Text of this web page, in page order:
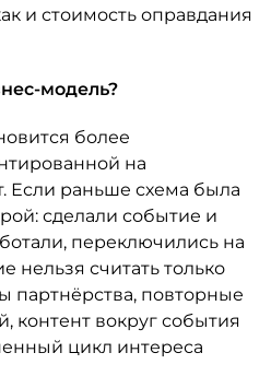
и стоимость оправдания
модель?
более
на
Если раньше схема была
сделали событие и
переключились на
нельзя считать только
партнёрства, повторные
контент вокруг события
цикл интереса